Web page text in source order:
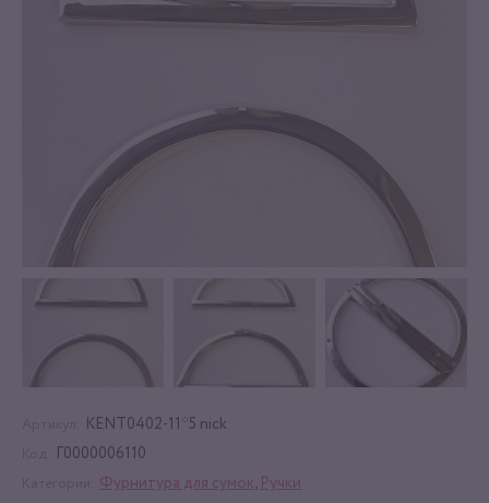
KENT0402-11*5 nick
Г0000006110
Фурнитура для сумок, Ручки